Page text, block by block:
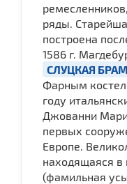
ряды.
построена
1586 г.
СЛУЦКАЯ
Фарным
году
Джованни
первых
Европе.
находящаяся в
(фамильная